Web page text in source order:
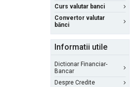
Curs valutar banci
Convertor valutar
bănci
Informatii utile
Dictionar Financiar-
Bancar
Despre Credite